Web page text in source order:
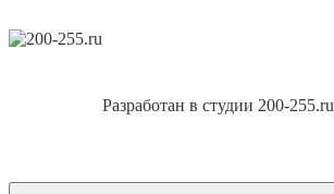
Разработан в студии 200-255.ru